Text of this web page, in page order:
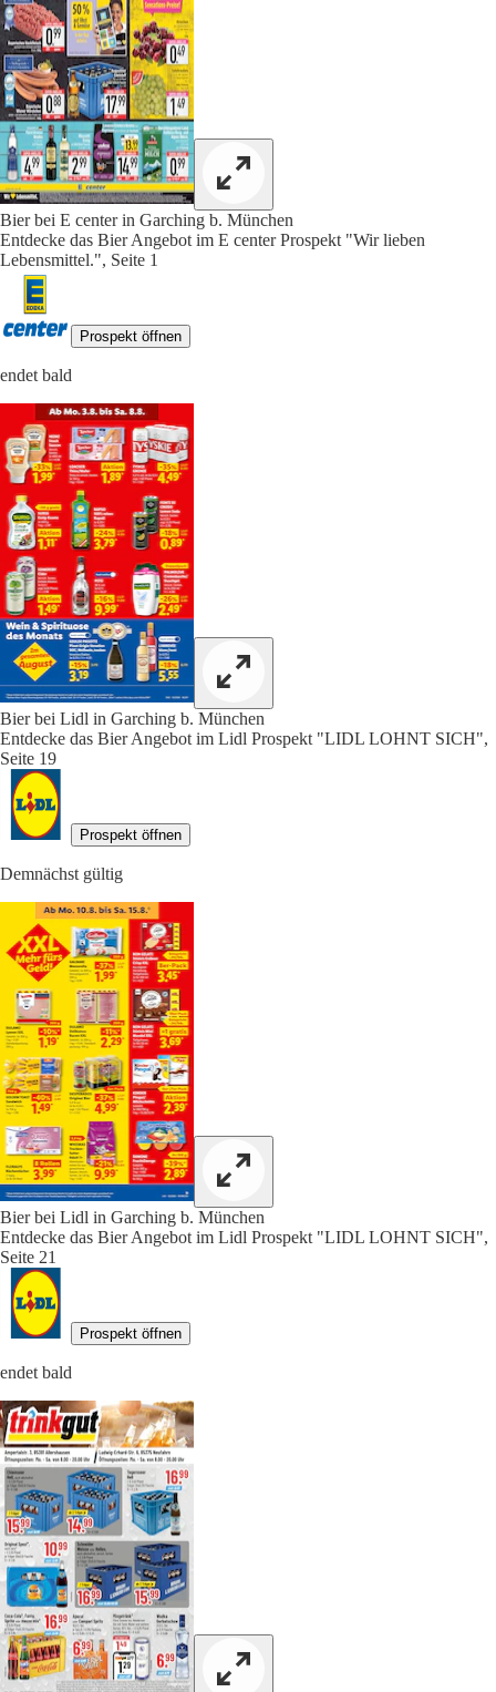
Bier bei E center in Garching b. München
Entdecke das Bier Angebot im E center Prospekt "Wir lieben
Lebensmittel.", Seite 1
Prospekt öffnen
endet bald
Bier bei Lidl in Garching b. München
Entdecke das Bier Angebot im Lidl Prospekt "LIDL LOHNT SICH",
Seite 19
Prospekt öffnen
Demnächst gültig
Bier bei Lidl in Garching b. München
Entdecke das Bier Angebot im Lidl Prospekt "LIDL LOHNT SICH",
Seite 21
Prospekt öffnen
endet bald